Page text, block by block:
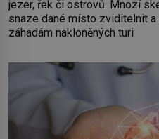
jezer, řek či ostrovů. Mnozí
snaze dané místo zviditelnit
záhadám nakloněných turi